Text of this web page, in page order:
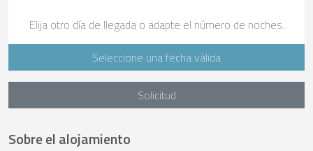
Elija otro día de llegada o adapte el número de noches.
Seleccione una fecha válida
Solicitud
Sobre el alojamiento